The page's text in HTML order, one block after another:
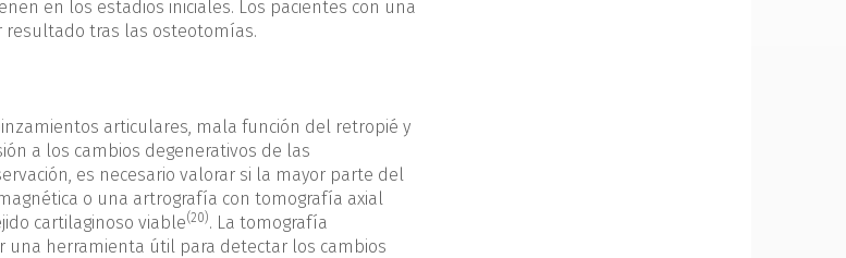
en los estadios iniciales. Los pacientes con una
tras las osteotomías.
articulares, mala función del retropié y
a los cambios degenerativos de las
es necesario valorar si la mayor parte del
o una artrografía con tomografía axial
cartilaginoso viable(20). La tomografía
una herramienta útil para detectar los cambios